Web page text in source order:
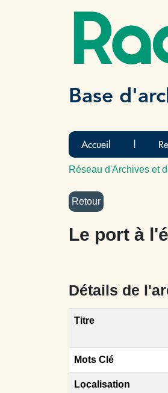
Base
Accueil
Réseau d'Archives et
Le port à
Détails de
Titre
Mots Clé
Localisation